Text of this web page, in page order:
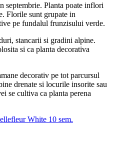
septembrie. Planta poate inflori
Florile sunt grupate in
pe fundalul frunzisului verde.
stancarii si gradini alpine.
si ca planta decorativa
decorativ pe tot parcursul
drenate si locurile insorite sau
se cultiva ca planta perena
White 10 sem.